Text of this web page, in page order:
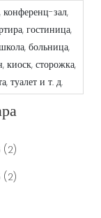
конференц-зал,
гостиница,
больница,
киоск, сторожка,
туалет и т. д.